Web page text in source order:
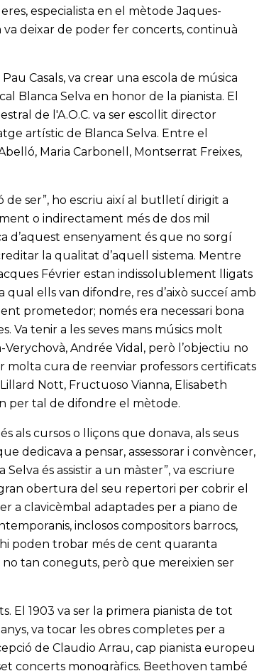
especialista en el mètode Jaques-
va deixar de poder fer concerts, continuà
Casals, va crear una escola de música
Blanca Selva en honor de la pianista. El
de l'A.O.C. va ser escollit director
artístic de Blanca Selva. Entre el
Maria Carbonell, Montserrat Freixes,
de ser”, ho escriu així al butlletí dirigit a
o indirectament més de dos mil
d’aquest ensenyament és que no sorgí
la qualitat d’aquell sistema. Mentre
Février estan indissolublement lligats
ells van difondre, res d’això succeí amb
prometedor; només era necessari bona
Va tenir a les seves mans músics molt
Andrée Vidal, però l’objectiu no
molta cura de reenviar professors certificats
Nott, Fructuoso Vianna, Elisabeth
per tal de difondre el mètode.
als cursos o lliçons que donava, als seus
dedicava a pensar, assessorar i convèncer,
és assistir a un màster”, va escriure
obertura del seu repertori per cobrir el
a clavicèmbal adaptades per a piano de
inclosos compositors barrocs,
poden trobar més de cent quaranta
tan coneguts, però que mereixien ser
El 1903 va ser la primera pianista de tot
va tocar les obres completes per a
de Claudio Arrau, cap pianista europeu
concerts monogràfics. Beethoven també